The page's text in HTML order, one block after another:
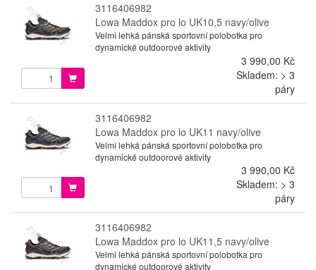
3116406982
Lowa Maddox pro lo UK10,5 navy/olive
Velmi lehká pánská sportovní polobotka pro
dynamické outdoorové aktivity
3 990,00 Kč
Skladem: > 3
páry
3116406982
Lowa Maddox pro lo UK11 navy/olive
Velmi lehká pánská sportovní polobotka pro
dynamické outdoorové aktivity
3 990,00 Kč
Skladem: > 3
páry
3116406982
Lowa Maddox pro lo UK11,5 navy/olive
Velmi lehká pánská sportovní polobotka pro
dynamické outdoorové aktivity